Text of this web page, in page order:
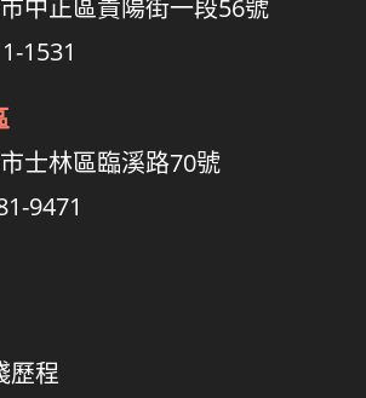
中正區貴陽街一段56號
1531
士林區臨溪路70號
9471
歷程